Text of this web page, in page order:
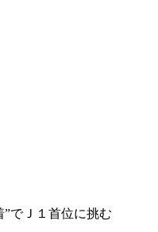
でＪ１首位に挑む